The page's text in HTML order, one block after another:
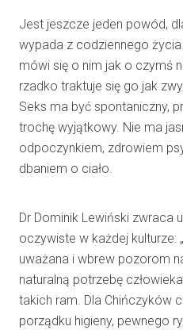
Jest jeszcze jeden powód,
wypada z codziennego
mówi się o nim jak o czymś
rzadko traktuje się go jak
Seks ma być spontaniczny,
trochę wyjątkowy. Nie ma
odpoczynkiem, zdrowiem
dbaniem o ciało.
Dr Dominik Lewiński zwraca
oczywiste w każdej kulturze:
uważana i wbrew pozorom
naturalną potrzebę
takich ram. Dla Chińczyków
porządku higieny, pewnego